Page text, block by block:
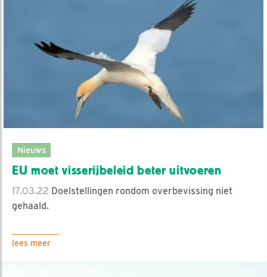
Nieuws
EU moet visserijbeleid beter uitvoeren
17.03.22 Doelstellingen rondom overbevissing niet
gehaald.
lees meer